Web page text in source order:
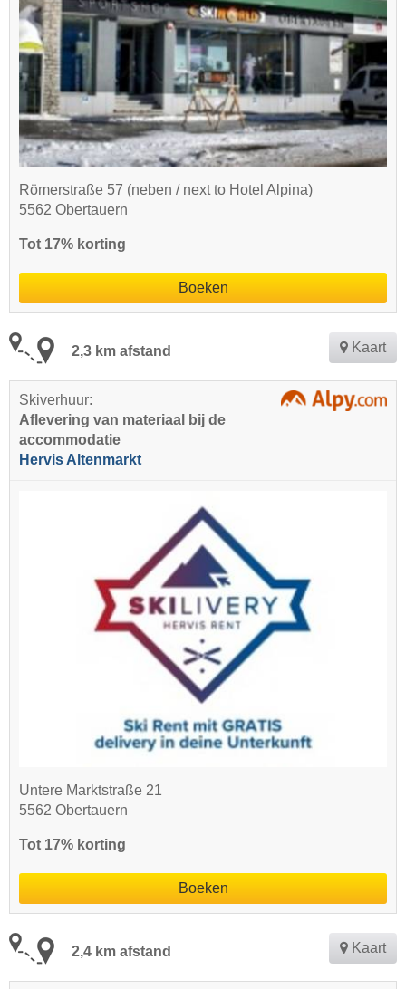
Römerstraße 57 (neben / next to Hotel Alpina)
5562 Obertauern
Tot 17% korting
Boeken
2,3 km afstand Kaart
Skiverhuur:
Aflevering van materiaal bij de
accommodatie
Hervis Altenmarkt
Untere Marktstraße 21
5562 Obertauern
Tot 17% korting
Boeken
2,4 km afstand Kaart